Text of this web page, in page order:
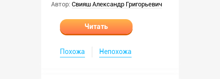
Автор: Свияш Александр Григорьевич
Читать
Похожа Непохожа